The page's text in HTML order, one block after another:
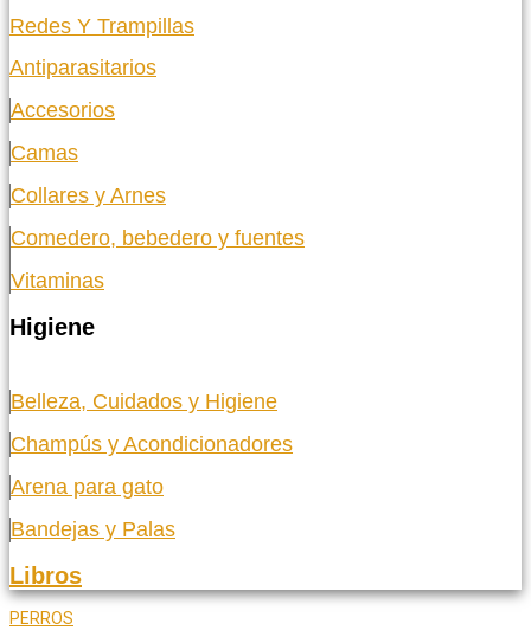
Redes Y Trampillas
Antiparasitarios
Accesorios
Camas
Collares y Arnes
Comedero, bebedero y fuentes
Vitaminas
Higiene
Belleza, Cuidados y Higiene
Champús y Acondicionadores
Arena para gato
Bandejas y Palas
Libros
PERROS